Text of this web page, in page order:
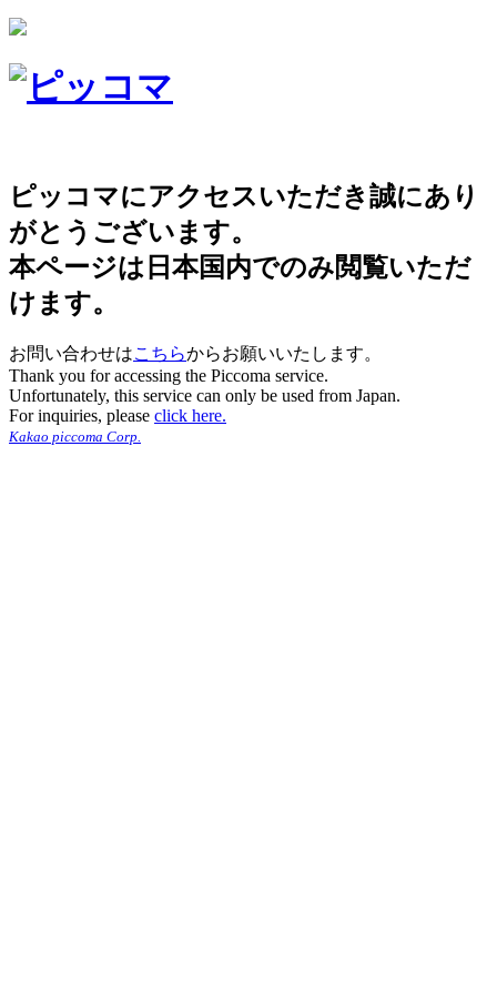
ピッコマにアクセスいただき誠にあり
がとうございます。
本ページは日本国内でのみ閲覧いただ
けます。
お問い合わせはこちらからお願いいたします。
Thank you for accessing the Piccoma service.
Unfortunately, this service can only be used from Japan.
For inquiries, please click here.
Kakao piccoma Corp.